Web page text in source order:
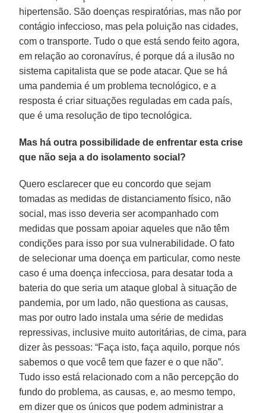
hipertensão. São doenças respiratórias, mas não por
contágio infeccioso, mas pela poluição nas cidades,
com o transporte. Tudo o que está sendo feito agora,
em relação ao coronavírus, é porque dá a ilusão no
sistema capitalista que se pode atacar. Que se há
uma pandemia é um problema tecnológico, e a
resposta é criar situações reguladas em cada país,
que é uma resolução de tipo tecnológica.
Mas há outra possibilidade de enfrentar esta crise
que não seja a do isolamento social?
Quero esclarecer que eu concordo que sejam
tomadas as medidas de distanciamento físico, não
social, mas isso deveria ser acompanhado com
medidas que possam apoiar aqueles que não têm
condições para isso por sua vulnerabilidade. O fato
de selecionar uma doença em particular, como neste
caso é uma doença infecciosa, para desatar toda a
bateria do que seria um ataque global à situação de
pandemia, por um lado, não questiona as causas,
mas por outro lado instala uma série de medidas
repressivas, inclusive muito autoritárias, de cima, para
dizer às pessoas: “Faça isto, faça aquilo, porque nós
sabemos o que você tem que fazer e o que não”.
Tudo isso está relacionado com a não percepção do
fundo do problema, as causas, e, ao mesmo tempo,
em dizer que os únicos que podem administrar a